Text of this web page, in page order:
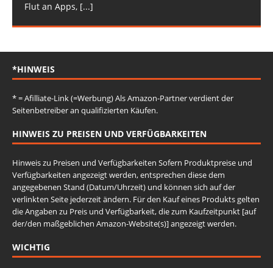
Flut an Apps, [...]
*HINWEIS
* = Afilliate-Link (=Werbung) Als Amazon-Partner verdient der
Seitenbetreiber an qualifizierten Käufen.
HINWEIS ZU PREISEN UND VERFÜGBARKEITEN
Hinweis zu Preisen und Verfügbarkeiten Sofern Produktpreise und
Verfügbarkeiten angezeigt werden, entsprechen diese dem
angegebenen Stand (Datum/Uhrzeit) und können sich auf der
verlinkten Seite jederzeit ändern. Für den Kauf eines Produkts gelten
die Angaben zu Preis und Verfügbarkeit, die zum Kaufzeitpunkt [auf
der/den maßgeblichen Amazon-Website(s)] angezeigt werden.
WICHTIG